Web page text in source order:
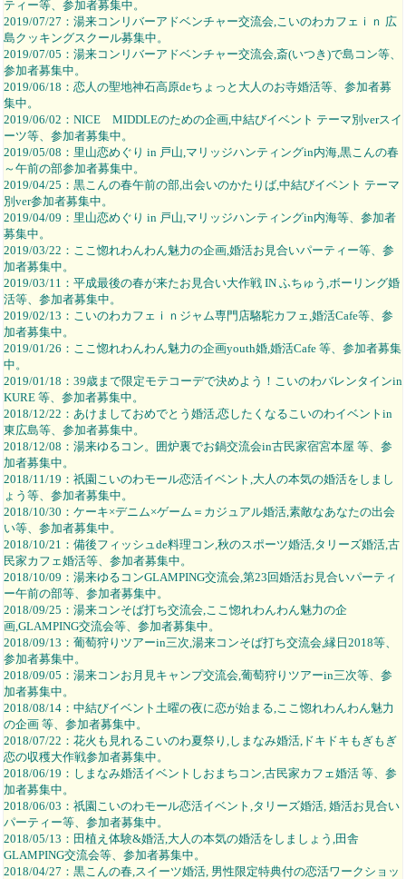
ティー等、参加者募集中。
2019/07/27：湯来コンリバーアドベンチャー交流会,こいのわカフェｉｎ 広
島クッキングスクール募集中。
2019/07/05：湯来コンリバーアドベンチャー交流会,斎(いつき)で島コン等、
参加者募集中。
2019/06/18：恋人の聖地神石高原deちょっと大人のお寺婚活等、参加者募
集中。
2019/06/02：NICE MIDDLEのための企画,中結びイベント テーマ別verスイ
ーツ等、参加者募集中。
2019/05/08：里山恋めぐり in 戸山,マリッジハンティングin内海,黒こんの春
～午前の部参加者募集中。
2019/04/25：黒こんの春午前の部,出会いのかたりば,中結びイベント テーマ
別ver参加者募集中。
2019/04/09：里山恋めぐり in 戸山,マリッジハンティングin内海等、参加者
募集中。
2019/03/22：ここ惚れわんわん魅力の企画,婚活お見合いパーティー等、参
加者募集中。
2019/03/11：平成最後の春が来たお見合い大作戦 IN ふちゅう,ボーリング婚
活等、参加者募集中。
2019/02/13：こいのわカフェｉｎジャム専門店駱駝カフェ,婚活Cafe等、参
加者募集中。
2019/01/26：ここ惚れわんわん魅力の企画youth婚,婚活Cafe 等、参加者募集
中。
2019/01/18：39歳まで限定モテコーデで決めよう！こいのわバレンタインin
KURE 等、参加者募集中。
2018/12/22：あけましておめでとう婚活,恋したくなるこいのわイベントin
東広島等、参加者募集中。
2018/12/08：湯来ゆるコン。囲炉裏でお鍋交流会in古民家宿宮本屋 等、参
加者募集中。
2018/11/19：祇園こいのわモール恋活イベント,大人の本気の婚活をしまし
ょう等、参加者募集中。
2018/10/30：ケーキ×デニム×ゲーム＝カジュアル婚活,素敵なあなたの出会
い等、参加者募集中。
2018/10/21：備後フィッシュde料理コン,秋のスポーツ婚活,タリーズ婚活,古
民家カフェ婚活等、参加者募集中。
2018/10/09：湯来ゆるコンGLAMPING交流会,第23回婚活お見合いパーティ
ー午前の部等、参加者募集中。
2018/09/25：湯来コンそば打ち交流会,ここ惚れわんわん魅力の企
画,GLAMPING交流会等、参加者募集中。
2018/09/13：葡萄狩りツアーin三次,湯来コンそば打ち交流会,縁日2018等、
参加者募集中。
2018/09/05：湯来コンお月見キャンプ交流会,葡萄狩りツアーin三次等、参
加者募集中。
2018/08/14：中結びイベント土曜の夜に恋が始まる,ここ惚れわんわん魅力
の企画 等、参加者募集中。
2018/07/22：花火も見れるこいのわ夏祭り,しまなみ婚活,ドキドキもぎもぎ
恋の収穫大作戦参加者募集中。
2018/06/19：しまなみ婚活イベントしおまちコン,古民家カフェ婚活 等、参
加者募集中。
2018/06/03：祇園こいのわモール恋活イベント,タリーズ婚活, 婚活お見合い
パーティー等、参加者募集中。
2018/05/13：田植え体験&婚活,大人の本気の婚活をしましょう,田舎
GLAMPING交流会等、参加者募集中。
2018/04/27：黒こんの春,スイーツ婚活, 男性限定特典付の恋活ワークショッ